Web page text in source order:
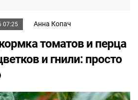
07:25 Анна Копач
томатов и перца
и гнили: просто